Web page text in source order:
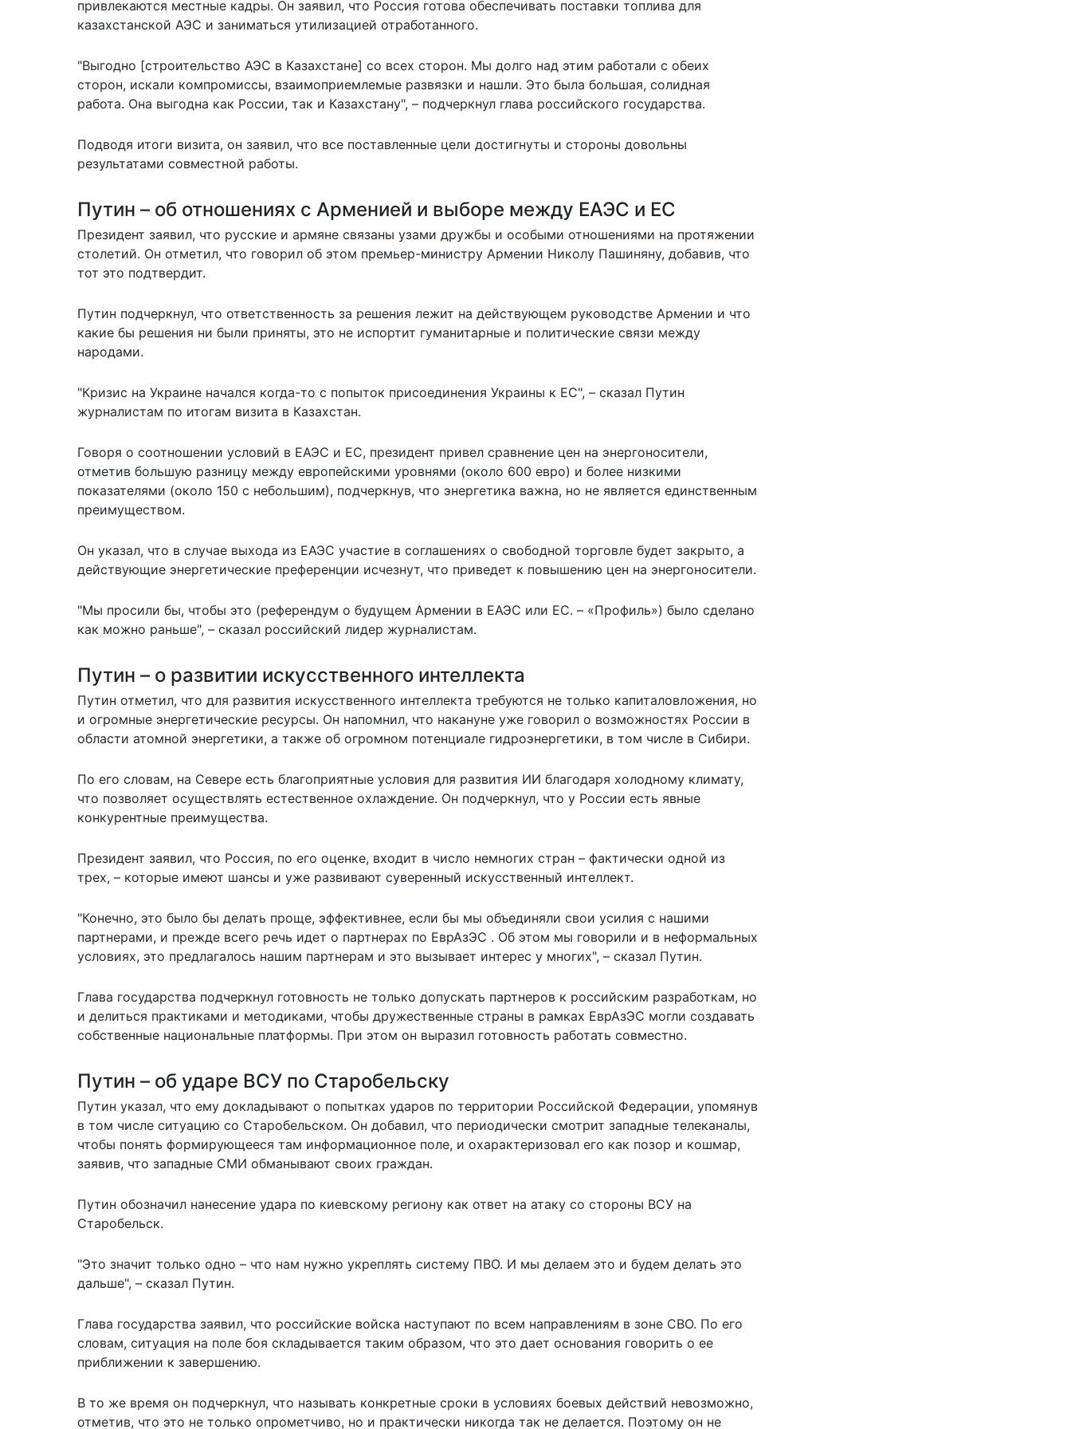
привлекаются местные кадры. Он заявил, что Россия готова обеспечивать поставки топлива для
казахстанской АЭС и заниматься утилизацией отработанного.
"Выгодно [строительство АЭС в Казахстане] со всех сторон. Мы долго над этим работали с обеих
сторон, искали компромиссы, взаимоприемлемые развязки и нашли. Это была большая, солидная
работа. Она выгодна как России, так и Казахстану", – подчеркнул глава российского государства.
Подводя итоги визита, он заявил, что все поставленные цели достигнуты и стороны довольны
результатами совместной работы.
Путин – об отношениях с Арменией и выборе между ЕАЭС и ЕС
Президент заявил, что русские и армяне связаны узами дружбы и особыми отношениями на протяжении
столетий. Он отметил, что говорил об этом премьер-министру Армении Николу Пашиняну, добавив, что
тот это подтвердит.
Путин подчеркнул, что ответственность за решения лежит на действующем руководстве Армении и что
какие бы решения ни были приняты, это не испортит гуманитарные и политические связи между
народами.
"Кризис на Украине начался когда-то с попыток присоединения Украины к ЕС", – сказал Путин
журналистам по итогам визита в Казахстан.
Говоря о соотношении условий в ЕАЭС и ЕС, президент привел сравнение цен на энергоносители,
отметив большую разницу между европейскими уровнями (около 600 евро) и более низкими
показателями (около 150 с небольшим), подчеркнув, что энергетика важна, но не является единственным
преимуществом.
Он указал, что в случае выхода из ЕАЭС участие в соглашениях о свободной торговле будет закрыто, а
действующие энергетические преференции исчезнут, что приведет к повышению цен на энергоносители.
"Мы просили бы, чтобы это (референдум о будущем Армении в ЕАЭС или ЕС. – «Профиль») было сделано
как можно раньше", – сказал российский лидер журналистам.
Путин – о развитии искусственного интеллекта
Путин отметил, что для развития искусственного интеллекта требуются не только капиталовложения, но
и огромные энергетические ресурсы. Он напомнил, что накануне уже говорил о возможностях России в
области атомной энергетики, а также об огромном потенциале гидроэнергетики, в том числе в Сибири.
По его словам, на Севере есть благоприятные условия для развития ИИ благодаря холодному климату,
что позволяет осуществлять естественное охлаждение. Он подчеркнул, что у России есть явные
конкурентные преимущества.
Президент заявил, что Россия, по его оценке, входит в число немногих стран – фактически одной из
трех, – которые имеют шансы и уже развивают суверенный искусственный интеллект.
"Конечно, это было бы делать проще, эффективнее, если бы мы объединяли свои усилия с нашими
партнерами, и прежде всего речь идет о партнерах по ЕврАзЭС . Об этом мы говорили и в неформальных
условиях, это предлагалось нашим партнерам и это вызывает интерес у многих", – сказал Путин.
Глава государства подчеркнул готовность не только допускать партнеров к российским разработкам, но
и делиться практиками и методиками, чтобы дружественные страны в рамках ЕврАзЭС могли создавать
собственные национальные платформы. При этом он выразил готовность работать совместно.
Путин – об ударе ВСУ по Старобельску
Путин указал, что ему докладывают о попытках ударов по территории Российской Федерации, упомянув
в том числе ситуацию со Старобельском. Он добавил, что периодически смотрит западные телеканалы,
чтобы понять формирующееся там информационное поле, и охарактеризовал его как позор и кошмар,
заявив, что западные СМИ обманывают своих граждан.
Путин обозначил нанесение удара по киевскому региону как ответ на атаку со стороны ВСУ на
Старобельск.
"Это значит только одно – что нам нужно укреплять систему ПВО. И мы делаем это и будем делать это
дальше", – сказал Путин.
Глава государства заявил, что российские войска наступают по всем направлениям в зоне СВО. По его
словам, ситуация на поле боя складывается таким образом, что это дает основания говорить о ее
приближении к завершению.
В то же время он подчеркнул, что называть конкретные сроки в условиях боевых действий невозможно,
отметив, что это не только опрометчиво, но и практически никогда так не делается. Поэтому он не